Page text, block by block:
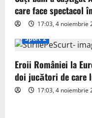
n
care face spectacol
17:03, 4 noiembrie
Sport 2
Eroii României la
doi jucători de care
17:03, 4 noiembrie